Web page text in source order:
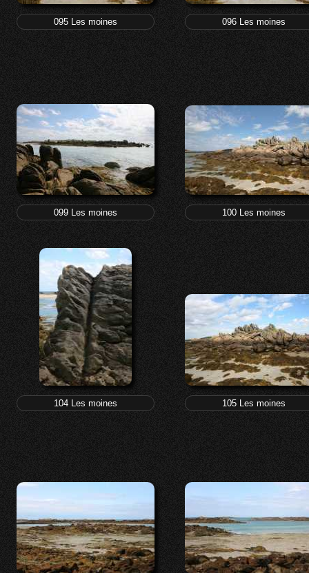
095 Les moines 096 Les moines
099 Les moines 100 Les moines
104 Les moines 105 Les moines